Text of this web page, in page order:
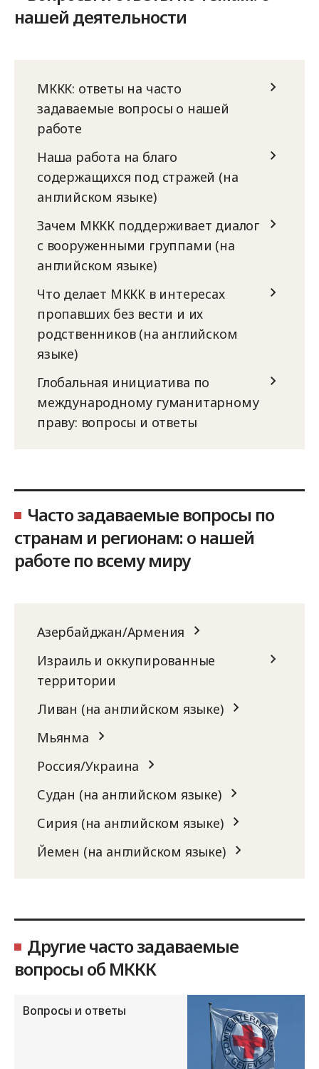
нашей деятельности
МККК: ответы на часто
задаваемые вопросы о нашей
работе
Наша работа на благо
содержащихся под стражей (на
английском языке)
Зачем МККК поддерживает диалог
с вооруженными группами (на
английском языке)
Что делает МККК в интересах
пропавших без вести и их
родственников (на английском
языке)
Глобальная инициатива по
международному гуманитарному
праву: вопросы и ответы
Часто задаваемые вопросы по
странам и регионам: о нашей
работе по всему миру
Азербайджан/Армения
Израиль и оккупированные
территории
Ливан (на английском языке)
Мьянма
Россия/Украина
Судан (на английском языке)
Сирия (на английском языке)
Йемен (на английском языке)
Другие часто задаваемые
вопросы об МККК
Вопросы и ответы